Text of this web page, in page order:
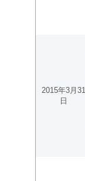
2015年3月31
日